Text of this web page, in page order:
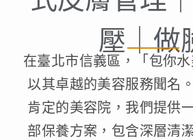
壓｜做
在臺北市信義區，「包你水
以其卓越的美容服務聞名
肯定的美容院，我們提供
部保養方案，包含深層清